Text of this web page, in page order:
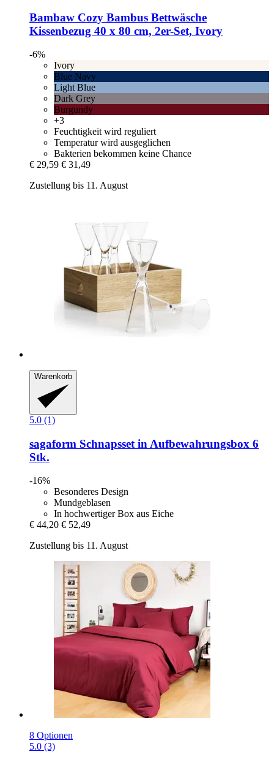
Bambaw Cozy Bambus Bettwäsche
Kissenbezug 40 x 80 cm, 2er-​Set, Ivory
-6%
Ivory
Blue Navy
Light Blue
Dark Grey
Burgundy
+3
Feuchtigkeit wird reguliert
Temperatur wird ausgeglichen
Bakterien bekommen keine Chance
€ 29,59 € 31,49
Zustellung bis 11. August
Warenkorb
5.0 (1)
sagaform Schnapsset in Aufbewahrungsbox 6
Stk.
-16%
Besonderes Design
Mundgeblasen
In hochwertiger Box aus Eiche
€ 44,20 € 52,49
Zustellung bis 11. August
8 Optionen
5.0 (3)